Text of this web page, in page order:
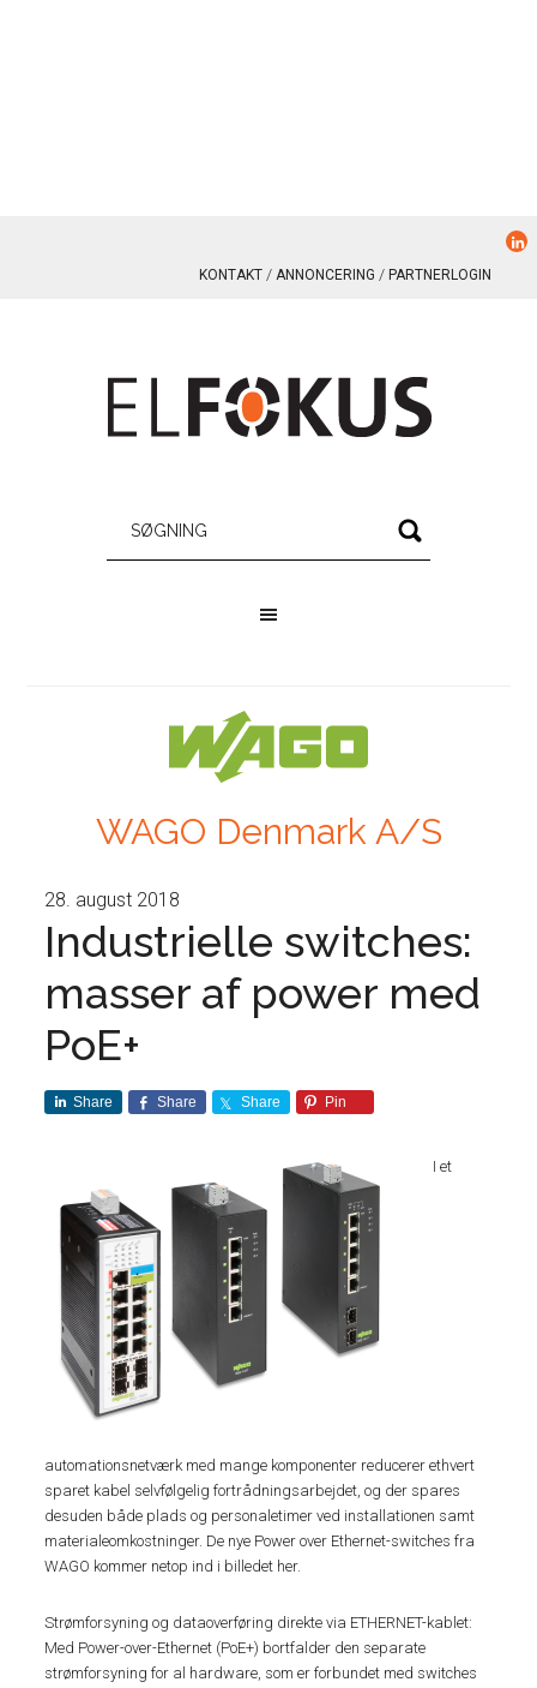
KONTAKT ANNONCERING PARTNERLOGIN
WAGO Denmark A/S
28. august 2018
Industrielle switches:
masser af power med
PoE+
Share Share Share Pin
I et
automationsnetværk med mange komponenter reducerer ethvert
sparet kabel selvfølgelig fortrådningsarbejdet, og der spares
desuden både plads og personaletimer ved installationen samt
materialeomkostninger. De nye Power over Ethernet-switches fra
WAGO kommer netop ind i billedet her.
Strømforsyning og dataoverføring direkte via ETHERNET-kablet:
Med Power-over-Ethernet (PoE+) bortfalder den separate
strømforsyning for al hardware, som er forbundet med switches